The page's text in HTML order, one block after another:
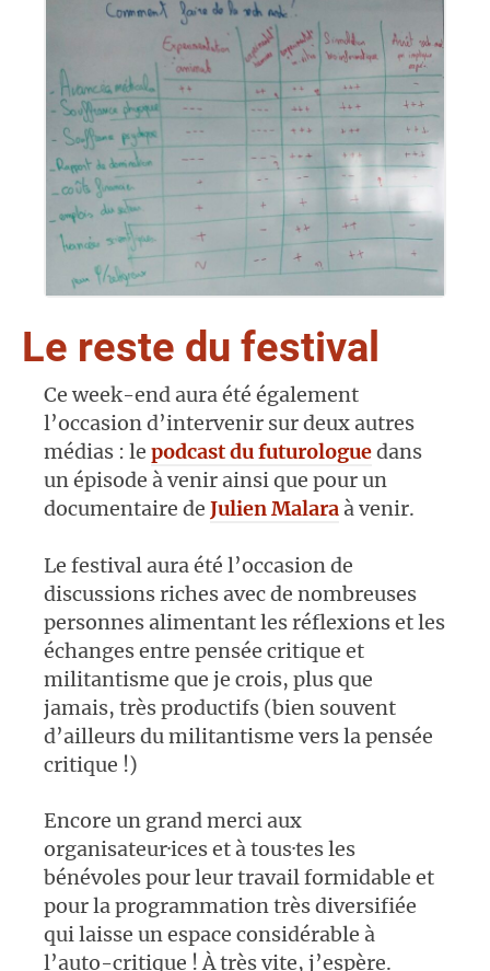
Le reste du festival
Ce week-end aura été également
l’occasion d’intervenir sur deux autres
médias : le podcast du futurologuedans
un épisode à venir ainsi que pour un
documentaire de Julien Malaraà venir.
Le festival aura été l’occasion de
discussions riches avec de nombreuses
personnes alimentant les réflexions et les
échanges entre pensée critique et
militantisme que je crois, plus que
jamais, très productifs (bien souvent
d’ailleurs du militantisme vers la pensée
critique !)
Encore un grand merci aux
organisateur·ices et à tous·tes les
bénévoles pour leur travail formidable et
pour la programmation très diversifiée
qui laisse un espace considérable à
l’auto-critique ! À très vite, j’espère.